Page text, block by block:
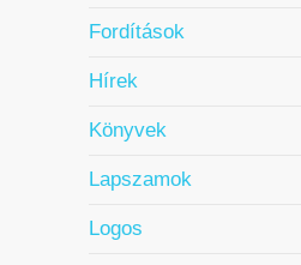
Fordítások
Hírek
Könyvek
Lapszamok
Logos